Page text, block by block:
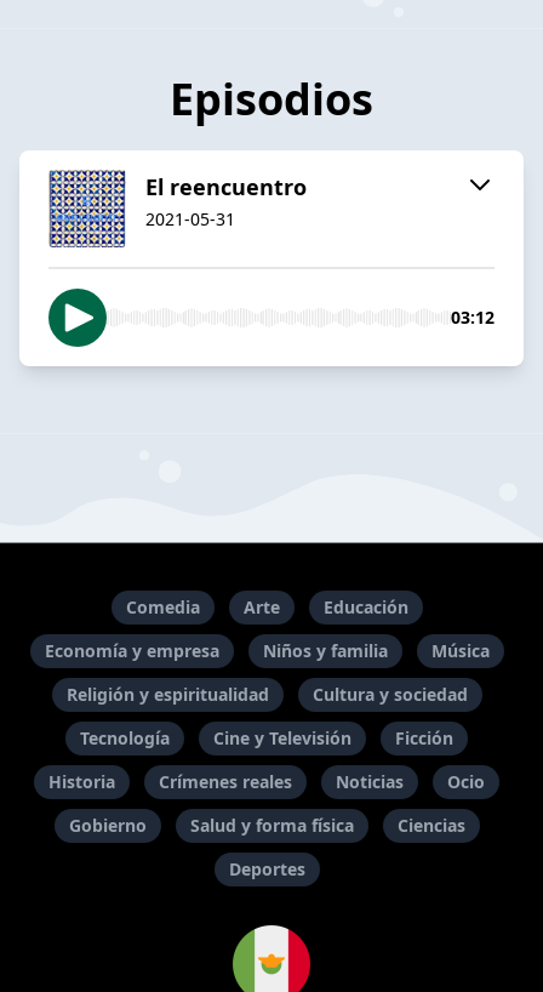
Episodios
El reencuentro
2021-05-31
03:12
Comedia Arte
Educación
Economía y empresa
Niños y familia
Música
Religión y espiritualidad
Cultura y sociedad
Tecnología
Cine y Televisión
Ficción
Historia
Crímenes reales Noticias
Ocio
Gobierno
Salud y forma física
Ciencias
Deportes